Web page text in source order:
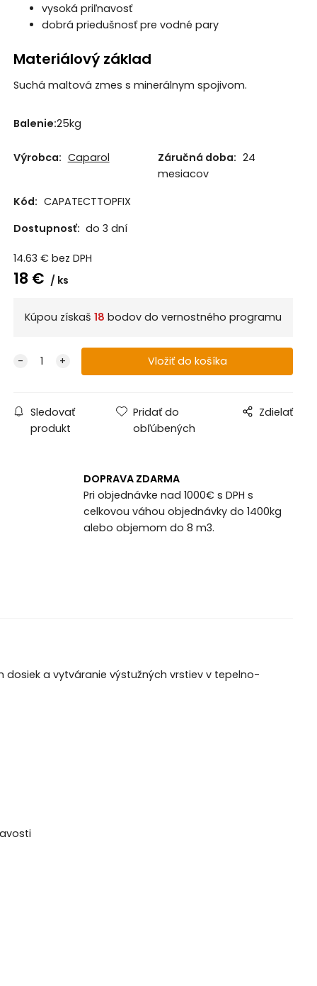
vysoká priľnavosť
dobrá priedušnosť pre vodné pary
Materiálový základ
Suchá maltová zmes s minerálnym spojivom.
Balenie:25kg
Výrobca: Caparol Záručná doba: 24
mesiacov
Kód: CAPATECTTOPFIX
Dostupnosť: do 3 dní
14.63 € bez DPH
18 € ks
Kúpou získaš 18 bodov do vernostného programu
Sledovať
produkt
Pridať do
obľúbených
Zdielať
DOPRAVA ZDARMA
Pri objednávke nad 1000€ s DPH s
celkovou váhou objednávky do 1400kg
alebo objemom do 8 m3.
a vytváranie výstužných vrstiev v tepelno-